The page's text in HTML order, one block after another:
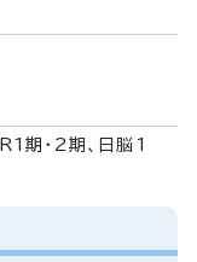
期・2期、日脳1